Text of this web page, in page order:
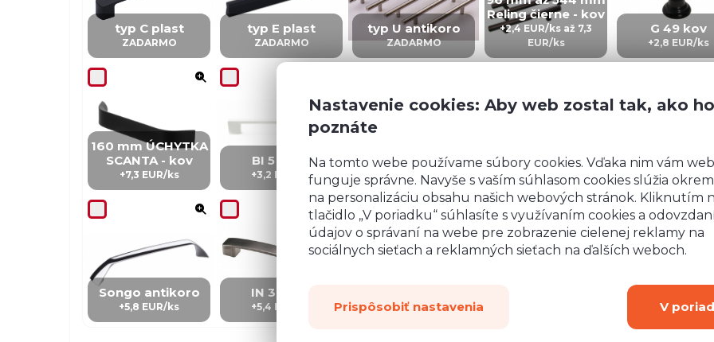
typ C plast
ZADARMO
typ E plast
ZADARMO
typ U antikoro
ZADARMO
Reling čierne - kov
+2,4 EUR/ks až 7,3
EUR/ks
G 49 kov
+2,8 EUR/ks
160 mm ÚCHYTKA
SCANTA - kov
+7,3 EUR/ks
BI 5 – kov
+3,2 EUR/ks
CZ 5 – kov
+4,02 EUR/ks
IN 5 – kov
+4,02 EUR/ks
ZI5 - KOV
+6 EUR/ks
Songo antikoro
+5,8 EUR/ks
IN 3 – kov
+5,4 EUR/Ks
Nastavenie cookies: Aby web zostal tak, ako ho
poznáte
Na tomto webe používame súbory cookies. Vďaka nim vám web
funguje správne. Navyše s vaším súhlasom cookies slúžia
na personalizáciu obsahu našich webových stránok. Kliknutím
tlačidlo „V poriadku“ súhlasíte s využívaním cookies a
údajov o správaní na webe pre zobrazenie cielenej reklamy na
sociálnych sieťach a reklamných sieťach na ďalších weboch.
Prispôsobiť nastavenia V